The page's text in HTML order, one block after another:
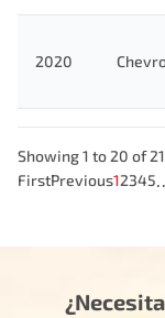
2020
Showing 1 to 20 of
FirstPrevious12345